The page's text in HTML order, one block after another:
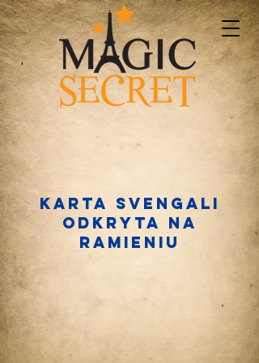
Karta Svengali
odkryta na
ramieniu